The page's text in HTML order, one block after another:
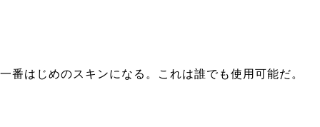
一番はじめのスキンになる。これは誰でも使用可能だ。